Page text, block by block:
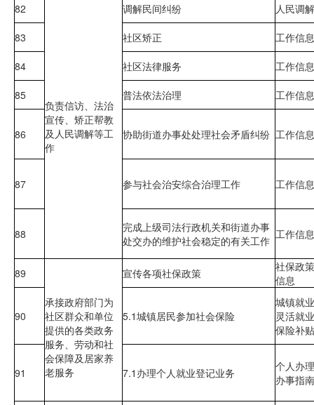
82
负责信访、法治
宣传、矫正帮教
及人民调解等工
作
调解民间纠纷 人民调
83 社区矫正 工作信
84 社区法律服务 工作信
85 普法依法治理 工作信
86 协助街道办事处处理社会矛盾纠纷 工作信
87 参与社会治安综合治理工作 工作信
88
完成上级司法行政机关和街道办事
处交办的维护社会稳定的有关工作 工作信
89
承接政府部门为
社区群众和单位
提供的各类政务
服务、劳动和社
会保障及居家养
老服务
宣传各项社保政策
社保政
信息
90 5.1城镇居民参加社会保险
城镇就
灵活就
保险补
91 7.1办理个人就业登记业务
个人办
办事指南